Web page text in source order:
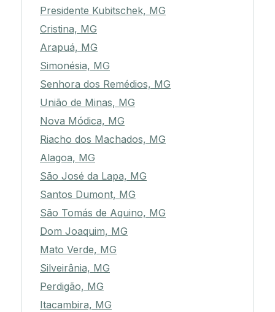
Presidente Kubitschek, MG
Cristina, MG
Arapuá, MG
Simonésia, MG
Senhora dos Remédios, MG
União de Minas, MG
Nova Módica, MG
Riacho dos Machados, MG
Alagoa, MG
São José da Lapa, MG
Santos Dumont, MG
São Tomás de Aquino, MG
Dom Joaquim, MG
Mato Verde, MG
Silveirânia, MG
Perdigão, MG
Itacambira, MG